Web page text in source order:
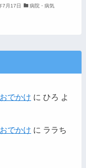
7月17日 病院・病気
でかけ に ひろ よ
でかけ に ララち